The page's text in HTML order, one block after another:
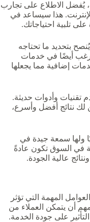
يُفضل الاطلاع على تجارب
هذا سيساعد في
تلبية احتياجاتك.
بتحديد ما تحتاجه
أيضًا في خدمات
إضافية مما يجعلها
تقنيات وأدوات حديثة.
لك نتائج أفضل وأسرع،
ولها سمعة جيدة في
في السوق تكون عادةً
عالية الجودة.
المهمة التي تؤثر
أن يتمكن العملاء من
على جودة الخدمة.